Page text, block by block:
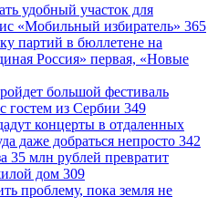
удобный участок для
«Мобильный избиратель» 365
партий в бюллетене на
Россия» первая, «Новые
большой фестиваль
гостем из Сербии 349
концерты в отдаленных
даже добраться непросто 342
35 млн рублей превратит
дом 309
проблему, пока земля не